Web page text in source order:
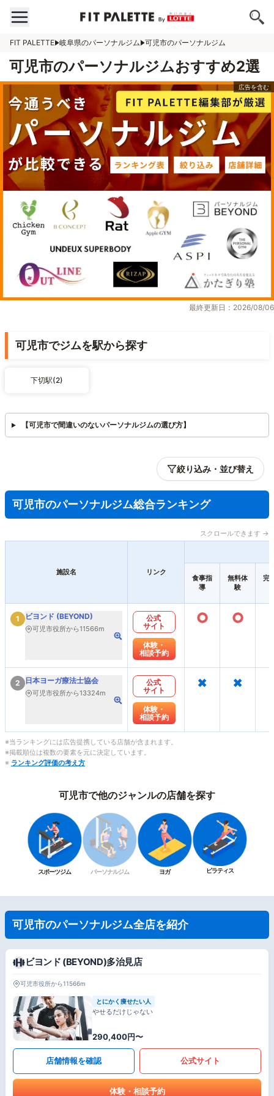
FIT PALETTE 岐阜県のパーソナルジム 可児市のパーソナルジム
可児市のパーソナルジムおすすめ2選
最終更新日：2026/08/06
可児市でジムを駅から探す
下切駅(2)
【可児市で間違いのないパーソナルジムの選び方】
絞り込み・並び替え
可児市のパーソナルジム総合ランキング
スクロールできます →
施設名 リンク
食事指
導
無料体
験
完
1 ビヨンド (BEYOND)
可児市役所から11566m
公式
サイト
体験・
相談予約
○ ○
2 日本ヨーガ療法士協会
可児市役所から13324m
公式
サイト
体験・
相談予約
× ×
※当ランキングには広告提携している店舗が含まれます。
※掲載順位は複数の要素を元に決定しています。
※ ランキング評価の考え方
可児市で他のジャンルの店舗を探す
スポーツジム パーソナルジム ヨガ ピラティス
可児市のパーソナルジム全店を紹介
ビヨンド (BEYOND)多治見店
可児市役所から11566m
とにかく痩せたい人
やせるだけじゃない
290,400円〜
店舗情報を確認 公式サイト
体験・相談予約